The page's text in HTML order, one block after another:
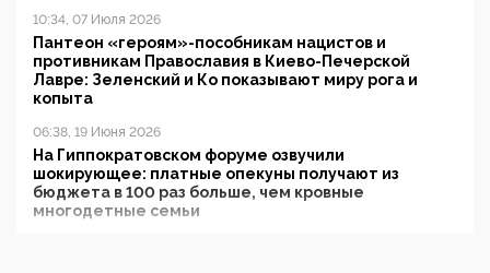
10:34, 07 Июля 2026
Пантеон «героям»-пособникам нацистов и
противникам Православия в Киево-Печерской
Лавре: Зеленский и Ко показывают миру рога и
копыта
06:38, 19 Июня 2026
На Гиппократовском форуме озвучили
шокирующее: платные опекуны получают из
бюджета в 100 раз больше, чем кровные
многодетные семьи